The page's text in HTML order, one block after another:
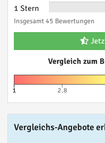
1 Stern
Insgesamt 45 Bewertungen
Vergleich zum
1 2.8
Vergleichs-Angebote